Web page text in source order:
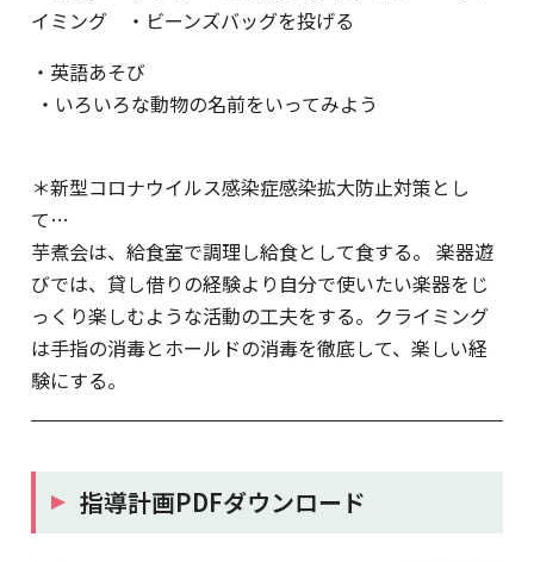
イミング ・ビーンズバッグを投げる
・英語あそび
・いろいろな動物の名前をいってみよう
＊新型コロナウイルス感染症感染拡大防止対策とし
て…
芋煮会は、給食室で調理し給食として食する。 楽器遊
びでは、貸し借りの経験より自分で使いたい楽器をじ
っくり楽しむような活動の工夫をする。クライミング
は手指の消毒とホールドの消毒を徹底して、楽しい経
験にする。
指導計画PDFダウンロード